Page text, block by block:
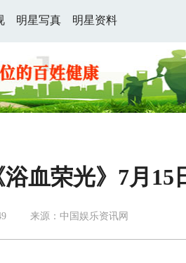
明星写真 明星资料
血荣光》7月15
来源：中国娱乐资讯网